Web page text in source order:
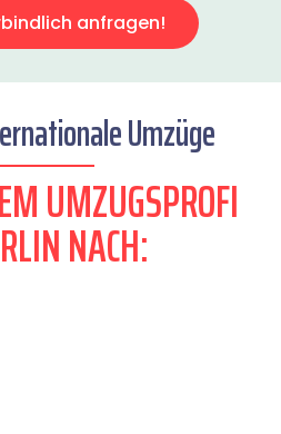
anfragen!
Umzüge
UMZUGSPROFI
NACH: